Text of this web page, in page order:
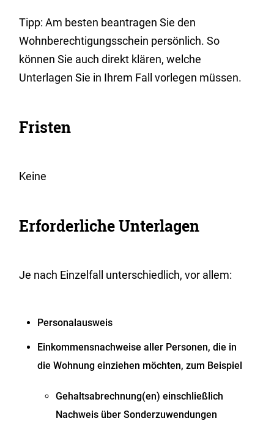
Tipp: Am besten beantragen Sie den
Wohnberechtigungsschein persönlich. So
können Sie auch direkt klären, welche
Unterlagen Sie in Ihrem Fall vorlegen müssen.
Fristen
Keine
Erforderliche Unterlagen
Je nach Einzelfall unterschiedlich, vor allem:
Personalausweis
Einkommensnachweise aller Personen, die in
die Wohnung einziehen möchten, zum Beispiel
Gehaltsabrechnung(en) einschließlich
Nachweis über Sonderzuwendungen